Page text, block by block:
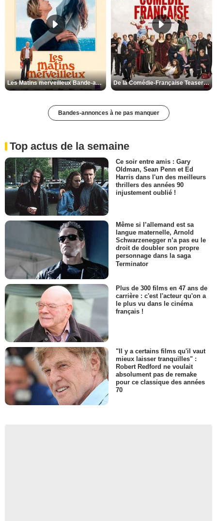
Les Matins merveilleux Bande-annonce VF De la Comédie-Française Teaser VF
Bandes-annonces à ne pas manquer
Top actus de la semaine
Ce soir entre amis : Gary
Oldman, Sean Penn et Ed
Harris dans l'un des meilleurs
thrillers des années 90
injustement oublié !
Même si l’allemand est sa
langue maternelle, Arnold
Schwarzenegger n’a pas eu le
droit de doubler son propre
personnage dans la saga
Terminator
Plus de 300 films en 47 ans de
carrière : c'est l'acteur qu'on a
le plus vu dans le cinéma
français !
"Il y a certains films qu'il vaut
mieux laisser tranquilles" :
Robert Redford ne voulait
absolument pas de remake
pour ce classique des années
70